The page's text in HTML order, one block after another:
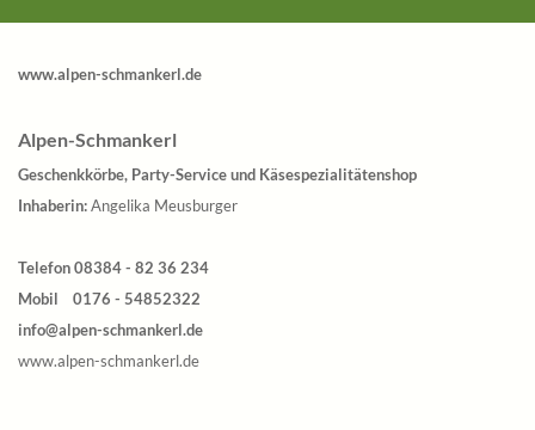
www.alpen-schmankerl.de
Alpen-Schmankerl
Geschenkkörbe, Party-Service und Käsespezialitätenshop
Inhaberin:Angelika Meusburger
Telefon 08384 - 82 36 234
Mobil 0176 - 54852322
info@alpen-schmankerl.de
www.alpen-schmankerl.de